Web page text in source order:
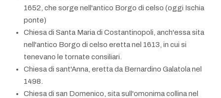
1652, che sorge nell'antico Borgo di celso (oggi Ischia
ponte)
Chiesa di Santa Maria di Costantinopoli, anch'essa sita
nell'antico Borgo di celso eretta nel 1613, in cui si
tenevano le tornate consiliari.
Chiesa di sant'Anna, eretta da Bernardino Galatola nel
1498.
Chiesa di san Domenico, sita sull'omonima collina nel